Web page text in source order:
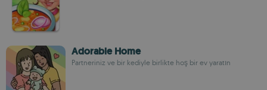
Adorable Home
Partneriniz ve bir kediyle birlikte hoş bir ev yaratın